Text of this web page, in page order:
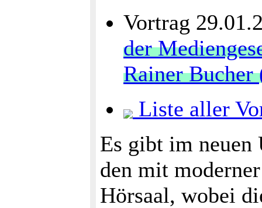
Vortrag
der
Rainer Bucher
Liste aller
Es gibt im neuen
den mit
Hörsaal, wobei